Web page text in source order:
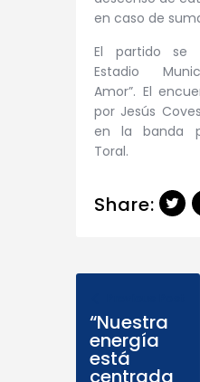
en caso de
El partido se
Estadio
Amor”. El
por Jesús
en la banda
Toral.
Share:
“Nuestra
energía
está